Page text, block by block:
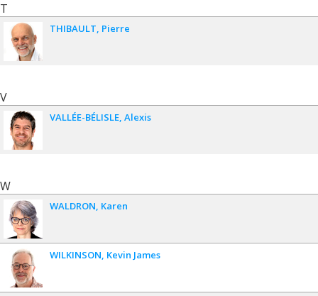
T
THIBAULT Pierre
V
VALLÉE-BÉLISLE Alexis
W
WALDRON Karen
WILKINSON Kevin James